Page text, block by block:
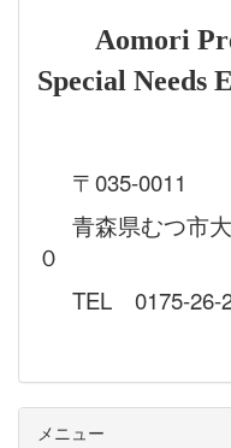
Aomori
Special Needs
〒035-0011
青森県むつ市大
０
TEL 0175-26-
メニュー